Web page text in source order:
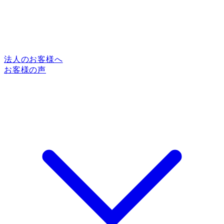
法人のお客様へ
お客様の声